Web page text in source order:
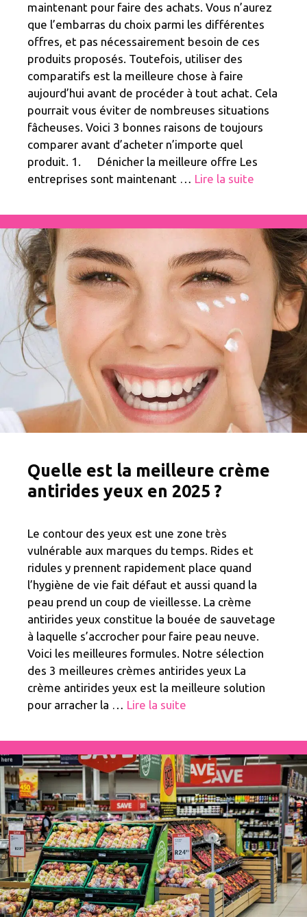
maintenant pour faire des achats. Vous n’aurez
que l’embarras du choix parmi les différentes
offres, et pas nécessairement besoin de ces
produits proposés. Toutefois, utiliser des
comparatifs est la meilleure chose à faire
aujourd’hui avant de procéder à tout achat. Cela
pourrait vous éviter de nombreuses situations
fâcheuses. Voici 3 bonnes raisons de toujours
comparer avant d’acheter n’importe quel
produit. 1. Dénicher la meilleure offre Les
entreprises sont maintenant … Lire la suite
Quelle est la meilleure crème
antirides yeux en 2025 ?
Le contour des yeux est une zone très
vulnérable aux marques du temps. Rides et
ridules y prennent rapidement place quand
l’hygiène de vie fait défaut et aussi quand la
peau prend un coup de vieillesse. La crème
antirides yeux constitue la bouée de sauvetage
à laquelle s’accrocher pour faire peau neuve.
Voici les meilleures formules. Notre sélection
des 3 meilleures crèmes antirides yeux La
crème antirides yeux est la meilleure solution
pour arracher la … Lire la suite